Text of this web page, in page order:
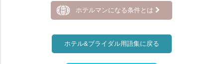
ホテルマンになる条件とは
ホテル&ブライダル用語集に戻る